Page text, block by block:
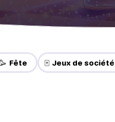
Fête 🀄 Jeux de société